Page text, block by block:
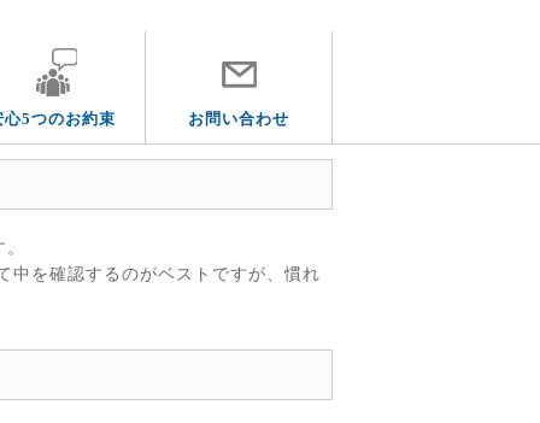
心5つのお約束 お問い合わせ
中を確認するのがベストですが、慣れ